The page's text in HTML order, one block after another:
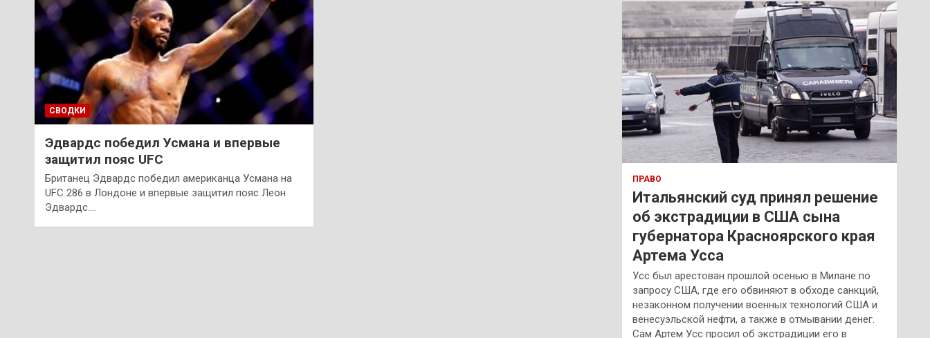
СВОДКИ
Эдвардс победил Усмана и впервые
защитил пояс UFC
Британец Эдвардс победил американца Усмана на
UFC 286 в Лондоне и впервые защитил пояс Леон
Эдвардс.…
к
ПРАВО
Итальянский суд принял решение
об экстрадиции в США сына
губернатора Красноярского края
Артема Усса
Усс был арестован прошлой осенью в Милане по
запросу США, где его обвиняют в обходе санкций,
незаконном получении военных технологий США и
венесуэльской нефти, а также в отмывании денег.
Сам Артем Усс просил об экстрадиции его в